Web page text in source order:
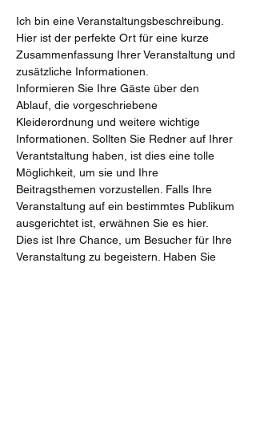
Ich bin eine Veranstaltungsbeschreibung.
Hier ist der perfekte Ort für eine kurze
Zusammenfassung Ihrer Veranstaltung und
zusätzliche Informationen.
Informieren Sie Ihre Gäste über den
Ablauf, die vorgeschriebene
Kleiderordnung und weitere wichtige
Informationen. Sollten Sie Redner auf Ihrer
Verantstaltung haben, ist dies eine tolle
Möglichkeit, um sie und Ihre
Beitragsthemen vorzustellen. Falls Ihre
Veranstaltung auf ein bestimmtes Publikum
ausgerichtet ist, erwähnen Sie es hier.
Dies ist Ihre Chance, um Besucher für Ihre
Veranstaltung zu begeistern. Haben Sie